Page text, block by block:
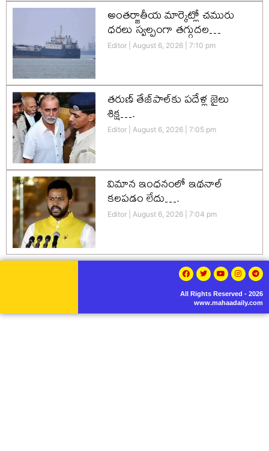
అంతర్జాతీయ మార్కెట్లో చమురు
ధరలు స్వల్పంగా తగ్గుదల…
Editor August 6, 2026 7:10 pm
తరుణ్ తేజ్‌పాల్‌కు పదేళ్ల జైలు
శిక్ష….
Editor August 6, 2026 7:05 pm
విమాన ఇంధనంలో ఇథనాల్
కలపడం లేదు….
Editor August 6, 2026 7:04 pm
All Rights Reserved - 2026
www.mahaadaily.com